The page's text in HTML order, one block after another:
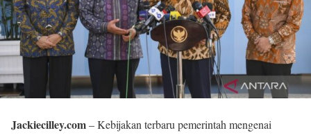
Jackiecilley.com– Kebijakan terbaru pemerintah mengenai